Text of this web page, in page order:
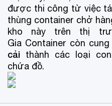
được thi công từ việc
thùng container chở
kho này trên thị
Gia Container còn
cải thành các loại
chứa đồ.